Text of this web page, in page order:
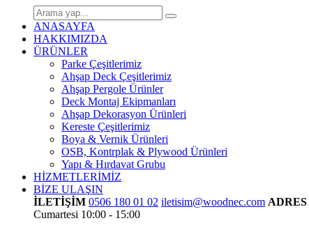
ANASAYFA
HAKKIMIZDA
ÜRÜNLER
Parke Çeşitlerimiz
Ahşap Deck Çeşitlerimiz
Ahşap Pergole Ürünler
Deck Montaj Ekipmanları
Ahşap Dekorasyon Ürünleri
Kereste Çeşitlerimiz
Boya & Vernik Ürünleri
OSB, Kontrplak & Plywood Ürünleri
Yapı & Hırdavat Grubu
HİZMETLERİMİZ
BİZE ULAŞIN
İLETİŞİM 0506 180 01 02 iletisim@woodnec.com ADRES
Cumartesi 10:00 - 15:00